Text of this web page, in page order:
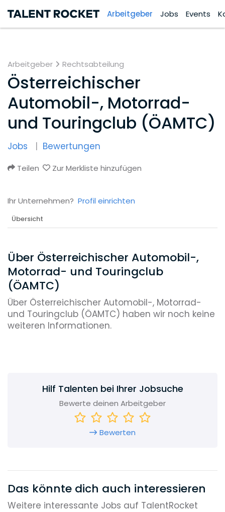
Arbeitgeber Jobs Events
Arbeitgeber Rechtsabteilung
Österreichischer
Automobil-, Motorrad-
und Touringclub (ÖAMTC)
Jobs Bewertungen
Teilen Zur Merkliste hinzufügen
Ihr Unternehmen? Profil einrichten
Übersicht
Über Österreichischer Automobil-,
Motorrad- und Touringclub
(ÖAMTC)
Über Österreichischer Automobil-, Motorrad-
und Touringclub (ÖAMTC) haben wir noch keine
weiteren Informationen.
Hilf Talenten bei Ihrer Jobsuche
Bewerte deinen Arbeitgeber
Bewerten
Das könnte dich auch interessieren
Weitere interessante Jobs auf TalentRocket